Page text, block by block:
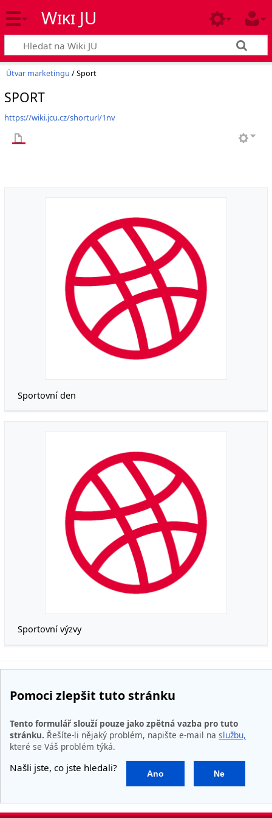
Wiki JU
Útvar marketingu / Sport
SPORT
https://wiki.jcu.cz/shorturl/1nv
Sportovní den
Sportovní výzvy
Pomoci zlepšit tuto stránku
Tento formulář slouží pouze jako zpětná vazba pro tuto
stránku. Řešíte-li nějaký problém, napište e-mail naslužbu,
které se Váš problém týká.
Našli jste, co jste hledali? Ano Ne